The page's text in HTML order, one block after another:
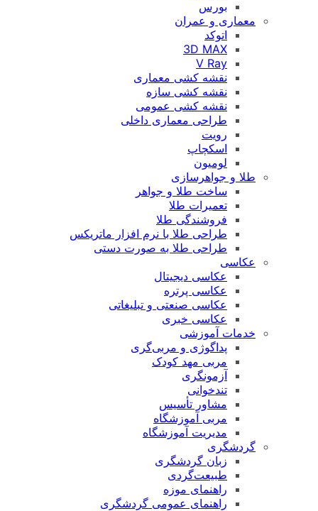
معماری و عمران
3D MAX
V Ray
نقشه کشی معماری
نقشه کشی سازه
نقشه کشی عمومی
طراحی معماری داخلی
اسکچاپ
لومیون
طلا و جواهرسازی
ساخت طلا و جواهر
تعمیرات طلا
فروشندگی طلا
طراحی طلا با نرم افزار ماتریکس
طراحی طلا به صورت دستی
عکاسی
عکاسی دیجیتال
عکاسی پرتره
عکاسی صنعتی و تبلیغاتی
عکاسی خبری
خدمات آموزشی
پداگوژی و مربی‌گری
مربی مهد کودک
آزمونگری
تندخوانی
مشاور تأسیس
مربی آموزشگاه
مدیریت آموزشگاه
گردشگری
زبان گردشگری
طبیعت‌گردی
راهنمای موزه
راهنمای عمومی گردشگری